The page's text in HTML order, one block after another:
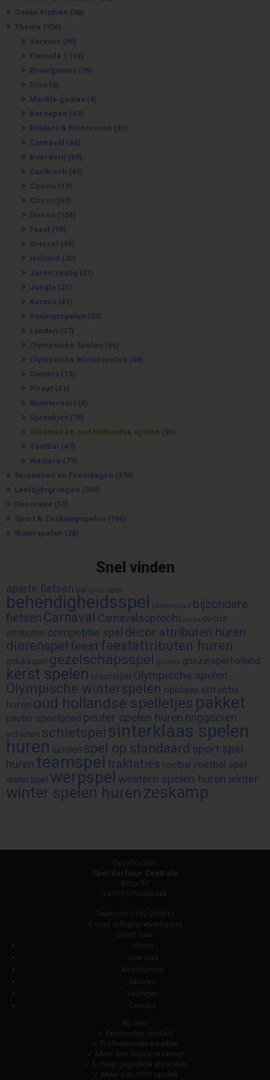
Gekke Fietsen (38)
Thema (726)
Vervoer (60)
Formule 1 (19)
Braingames (39)
Dino (6)
Marble games (9)
Beroepen (63)
Ridders & Prinsessen (41)
Carnaval (64)
Boerderij (69)
Caribisch (45)
Casino (19)
Circus (63)
Dieren (134)
Feest (99)
Griezel (49)
Holland (30)
Jaren zestig (21)
Jungle (21)
Kermis (61)
Koningsspelen (50)
Landen (37)
Olympische Spelen (56)
Olympische Winterspelen (48)
Oosters (13)
Piraat (41)
Ruimtevaart (4)
Sprookjes (74)
Vlaamse en oud Hollandse spelen (96)
Voetbal (47)
Western (77)
Seizoenen en Feestdagen (374)
Leeftijdsgroepen (354)
Decoratie (57)
Sport & Zeskampspelen (196)
Waterspelen (28)
Snel vinden
aparte fietsen bal gooi spel
behendigheidsspel bibberspiraal bijzondere
fietsen Carnaval Carnavalsoptocht circus circus
attributen competitie spel decor attributen huren
dierenspel feest feestattributen huren
geluksspel gezelschapsspel gooien griezelspel holland
kerst spelen krachtspel Olympische spelen
Olympische winterspelen opblaas attractie
huren oud hollandse spelletjes pakket
peuter speelgoed peuter spelen huren ringgooien
schieten schietspel sinterklaas spelen
huren sjoelen spel op standaard sport spel
huren teamspel traktaties voetbal voetbal spel
waterspel werpspel western spelen huren winter
winter spelen huren zeskamp
Onze locatie:
Spel Verhuur Centrale
Dorp 57
3415 PC Polsbroek
Telefoon: 0182-309811
E-mail: info@spelverhuur.nl
Direct naar:
Home
Over ons
Assortiment
Nieuws
Veilingen
Contact
Bij ons:
✓ Persoonlijk contact
✓ Professionele kwaliteit
✓ Meer dan 30 jaar ervaring!
✓ Scherp geprijsde attracties
✓ Meer dan 1001 spelen